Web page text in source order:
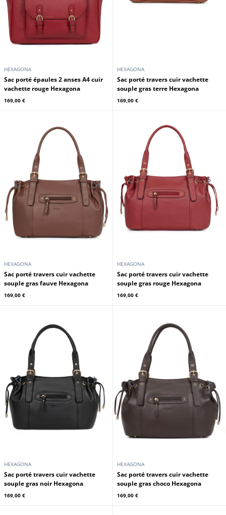
169,00 €
HEXAGONA
Sac porté épaules 2 anses A4 cuir
vachette rouge Hexagona
169,00 €
HEXAGONA
Sac porté travers cuir vachette
souple gras terre Hexagona
169,00 €
HEXAGONA
Sac porté travers cuir vachette
souple gras fauve Hexagona
169,00 €
HEXAGONA
Sac porté travers cuir vachette
souple gras rouge Hexagona
169,00 €